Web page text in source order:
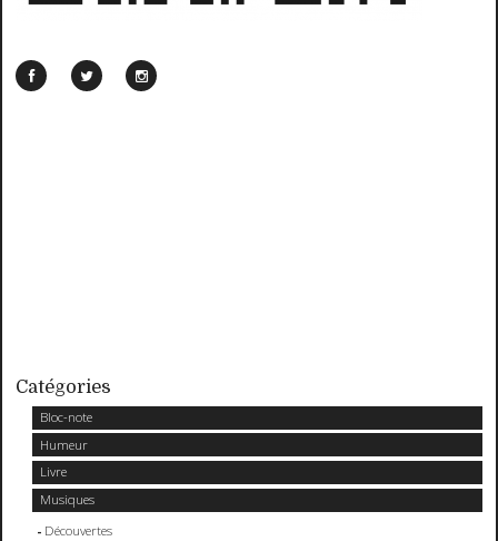
Catégories
Bloc-note
Humeur
Livre
Musiques
Découvertes